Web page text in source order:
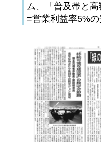
ム、「普及帯と
=営業利益率5%